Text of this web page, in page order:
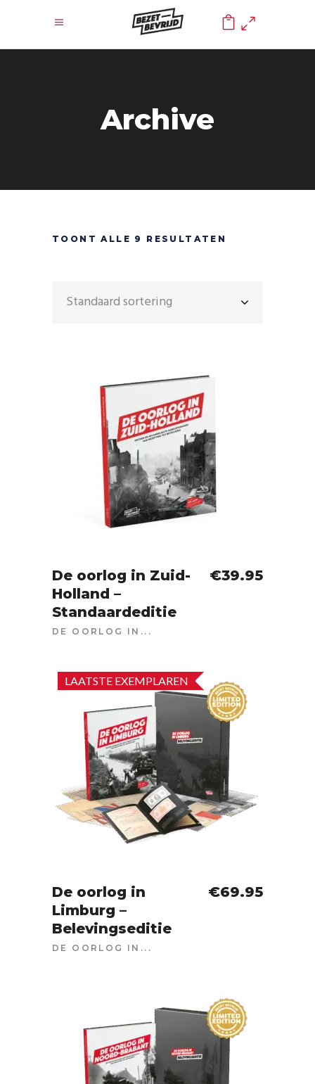
0
Archive
TOONT ALLE 9 RESULTATEN
Standaard sortering
IN WINKELWAGEN
De oorlog in Zuid-
Holland –
Standaardeditie
€39.95
DE OORLOG IN...
LAATSTE EXEMPLAREN
IN WINKELWAGEN
De oorlog in
Limburg –
Belevingseditie
€69.95
DE OORLOG IN...